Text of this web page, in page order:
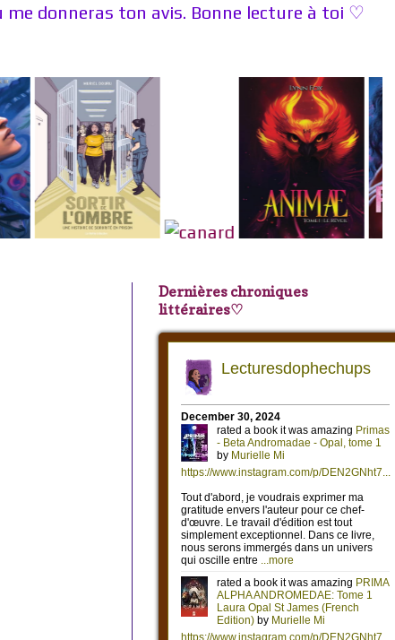
donneras ton avis. Bonne lecture à toi ♡
Dernières chroniques
littéraires♡